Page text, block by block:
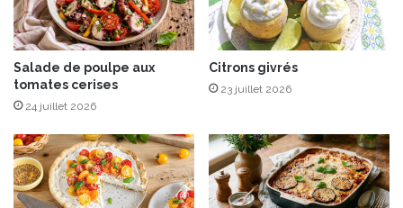
s
o
n
n
e
r
d
e
p
l
s
e
t
s
o
n
h
e
e
s
Salade de poulpe aux
tomates cerises
24 juillet 2026
Citrons givrés
23 juillet 2026